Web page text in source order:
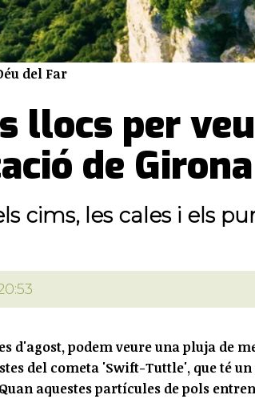
del Far
llocs per
de Girona
cims, les cales i els
d'agost, podem veure una pluja de
del cometa 'Swift-Tuttle', que té
aquestes partícules de pols